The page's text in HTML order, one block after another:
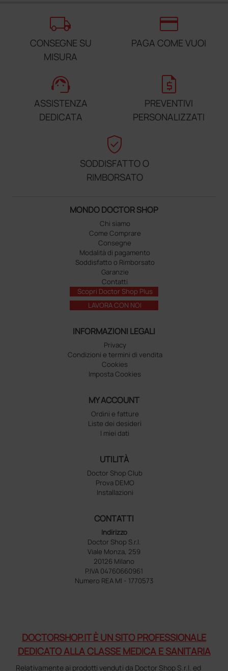
local_shipping
CONSEGNE SU
MISURA
credit_card
PAGA COME VUOI
support_agent
ASSISTENZA
DEDICATA
request_quote
PREVENTIVI
PERSONALIZZATI
verified_user
SODDISFATTO O
RIMBORSATO
MONDO DOCTOR SHOP
Chi siamo
Come Comprare
Consegne
Modalità di pagamento
Soddisfatto o Rimborsato
Garanzie
Contatti
Scopri Doctor Shop Plus
LAVORA CON NOI
INFORMAZIONI LEGALI
Privacy
Condizioni e termini di vendita
Cookies
Imposta Cookies
MY ACCOUNT
Ordini e fatture
Liste dei desideri
I miei dati
UTILITÀ
Doctor Shop Club
Prova DEMO
Installazioni
CONTATTI
Indirizzo
Doctor Shop S.r.l.
Viale Monza, 259
20126 Milano
P.IVA 04760660961
Numero REA MI - 1770573
DOCTORSHOP.IT È UN SITO PROFESSIONALE
DEDICATO ALLA CLASSE MEDICA E SANITARIA
Relativamente ai prodotti venduti da Doctor Shop S.r.l. ed